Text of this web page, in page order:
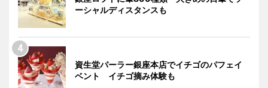
ーシャルディスタンスも
資生堂パーラー銀座本店でイチゴのパフェイ
ベント イチゴ摘み体験も